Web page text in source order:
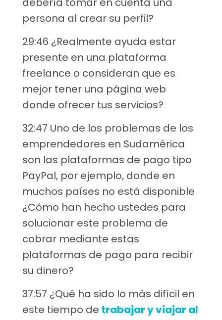
persona al crear su perfil?
29:46 ¿Realmente ayuda estar
presente en una plataforma
freelance o consideran que es
mejor tener una página web
donde ofrecer tus servicios?
32:47 Uno de los problemas de los
emprendedores en Sudamérica
son las plataformas de pago tipo
PayPal, por ejemplo, donde en
muchos países no está disponible
¿Cómo han hecho ustedes para
solucionar este problema de
cobrar mediante estas
plataformas de pago para recibir
su dinero?
37:57 ¿Qué ha sido lo más difícil en
este tiempo de trabajar y viajar al